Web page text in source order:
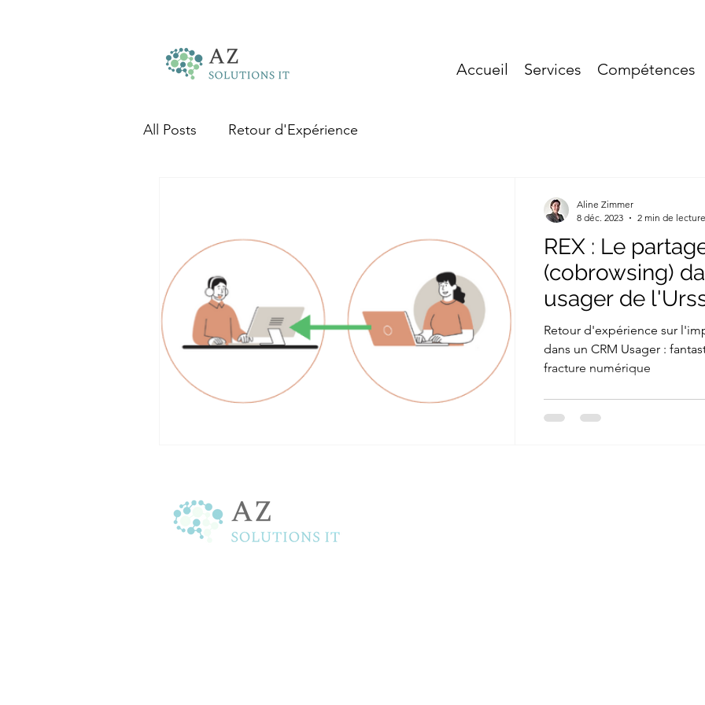
Accueil Services Compétences
All Posts Retour d'Expérience
REX : Le
(cobrowsing)
usager de
Retour d'expérience sur
dans un CRM Usager :
fracture numérique
Aline Zimmer
8 déc. 2023
2 min de lecture